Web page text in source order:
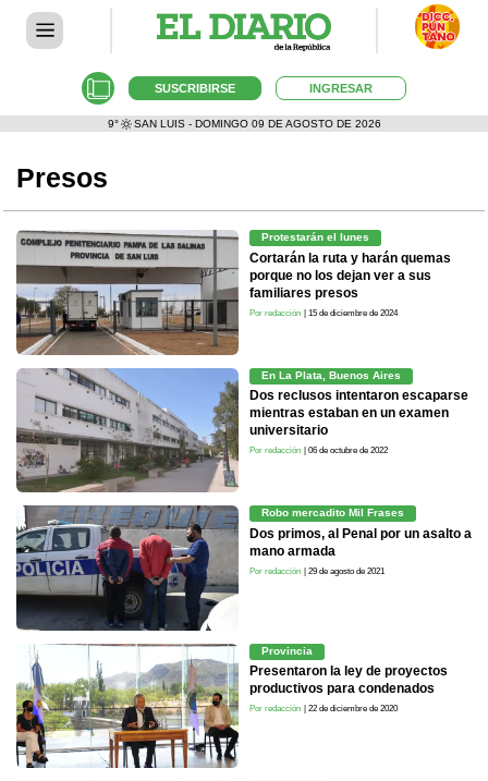
SUSCRIBIRSE INGRESAR
9° SAN LUIS - DOMINGO 09 DE AGOSTO DE 2026
Presos
Protestarán el lunes
Cortarán la ruta y harán quemas
porque no los dejan ver a sus
familiares presos
Por redacción | 15 de diciembre de 2024
En La Plata, Buenos Aires
Dos reclusos intentaron escaparse
mientras estaban en un examen
universitario
Por redacción | 06 de octubre de 2022
Robo mercadito Mil Frases
Dos primos, al Penal por un asalto a
mano armada
Por redacción | 29 de agosto de 2021
Provincia
Presentaron la ley de proyectos
productivos para condenados
Por redacción | 22 de diciembre de 2020